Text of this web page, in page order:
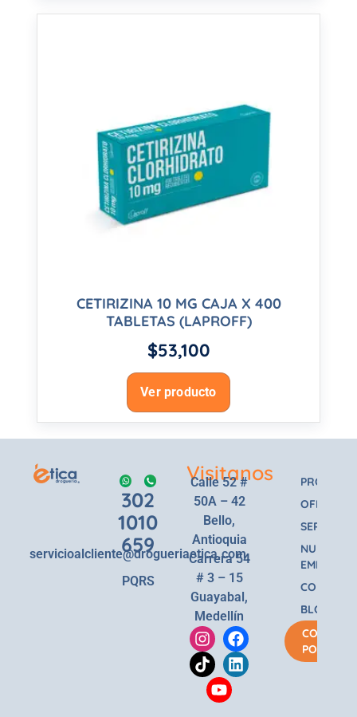
CETIRIZINA 10 MG CAJA X 400
TABLETAS (LAPROFF)
$53,100
Ver producto
302
1010
659
servicioalcliente@drogueriaetica.com
PQRS
Visitanos
Calle 52 #
50A – 42
Bello,
Antioquia
Carrera 54
# 3 – 15
Guayabal,
Medellín
OFERTAS
SERVICIOS
NUESTRA
EMPRESA
BLOG
COMPRA
POR